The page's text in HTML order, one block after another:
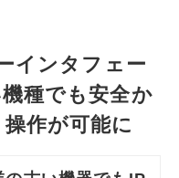
インタフェー
種でも安全か
作が可能に